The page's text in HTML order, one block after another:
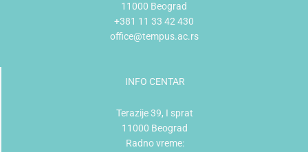
11000 Beograd
+381 11 33 42 430
office@tempus.ac.rs
INFO CENTAR
Terazije 39, I sprat
11000 Beograd
Radno vreme: